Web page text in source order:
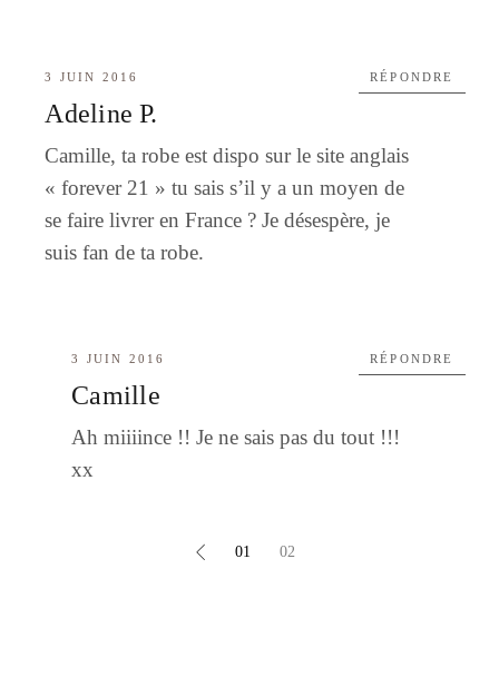
3 JUIN 2016
Adeline P.
Camille, ta robe est dispo sur le site anglais
« forever 21 » tu sais s’il y a un moyen de
se faire livrer en France ? Je désespère, je
suis fan de ta robe.
RÉPONDRE
3 JUIN 2016
Camille
Ah miiiince !! Je ne sais pas du tout !!!
xx
RÉPONDRE
Pagination
01 02